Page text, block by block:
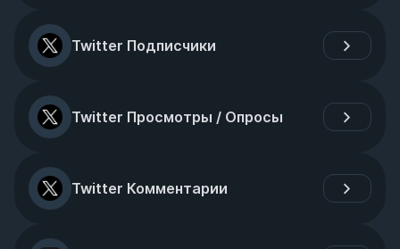
Twitter Подписчики
Twitter Просмотры / Опросы
Twitter Комментарии